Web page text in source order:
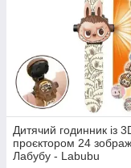
Дитячий годинник із
проєктором 24
Лабубу - Labubu